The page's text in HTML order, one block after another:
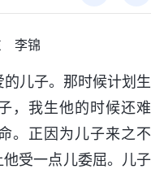
李锦
儿子。那时候计划生
，我生他的时候还难
。正因为儿子来之不
受一点儿委屈。儿子